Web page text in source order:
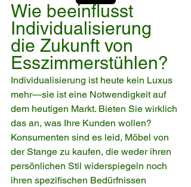
Wie beeinflusst
Individualisierung
die Zukunft von
Esszimmerstühlen?
Individualisierung ist heute kein Luxus
mehr—sie ist eine Notwendigkeit auf
dem heutigen Markt. Bieten Sie wirklich
das an, was Ihre Kunden wollen?
Konsumenten sind es leid, Möbel von
der Stange zu kaufen, die weder ihren
persönlichen Stil widerspiegeln noch
ihren spezifischen Bedürfnissen